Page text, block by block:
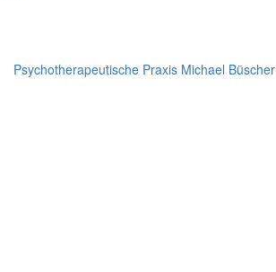
Psychotherapeutische Praxis Michael Büscher